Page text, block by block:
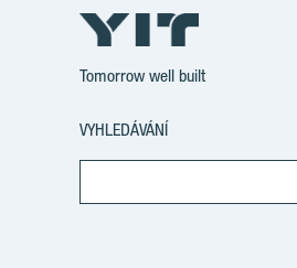
Tomorrow well built
VYHLEDÁVÁNÍ